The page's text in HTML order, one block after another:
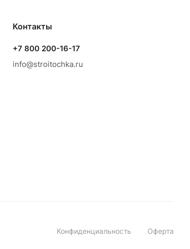
Контакты
+7 800 200-16-17
info@stroitochka.ru
Конфиденциальность Оферта